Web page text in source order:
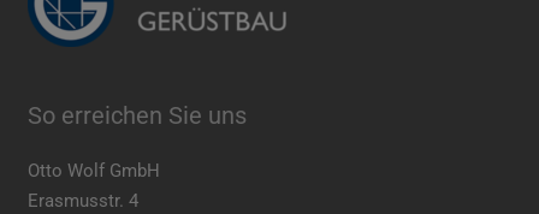
So erreichen Sie uns
Otto Wolf GmbH
Erasmusstr. 4